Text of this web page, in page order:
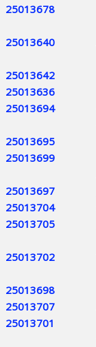
25013678
25013640
25013642
25013636
25013694
25013695
25013699
25013697
25013704
25013705
25013702
25013698
25013707
25013701